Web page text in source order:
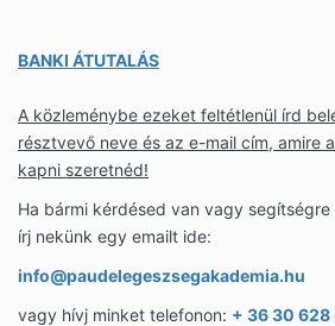
BANKI ÁTUTALÁS
A közleménybe ezeket feltétlenül írd
résztvevő neve és az e-mail cím, amire
kapni szeretnéd!
Ha bármi kérdésed van vagy
írj nekünk egy emailt ide:
info@paudelegeszsegakademia.hu
vagy hívj minket telefonon: + 36 30 628